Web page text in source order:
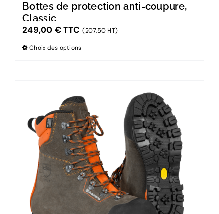
Bottes de protection anti-coupure,
Classic
249,00 €TTC (207,50 HT)
Choix des options